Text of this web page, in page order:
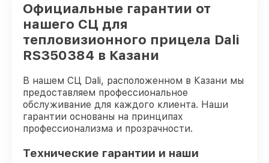
Официальные гарантии от
нашего СЦ для
тепловизионного прицела Dali
RS350384 в Казани
В нашем СЦ Dali, расположенном в Казани мы
предоставляем профессиональное
обслуживание для каждого клиента. Наши
гарантии основаны на принципах
профессионализма и прозрачности.
Технические гарантии и наши